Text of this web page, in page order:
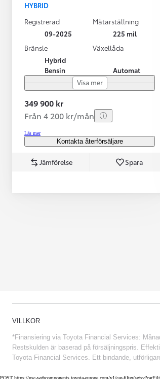
HYBRID
Registrerad
09-2025
Mätarställning
225 mil
Bränsle
Hybrid
Bensin
Växellåda
Automat
Visa mer
349 900 kr
Från 4 200 kr/mån
Läs mer
Kontakta återförsäljare
Jämförelse Spara
VILLKOR
*Finansiering via Toyota Financial Services:
Restskulden är baserad på försäljningspris.
Toyota Financial Services. Ett bindande,
POST https://usc-webcomponents.toyota-europe.com/v1/car-filter/se/